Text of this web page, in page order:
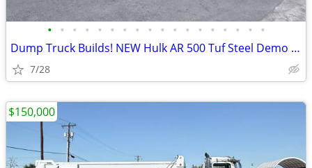
• • • • • • • • • • • • • • • • • •
Dump Truck Builds! NEW Hulk AR 500 Tuf Steel Demo Body
7/28
$150,000